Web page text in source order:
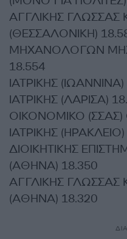
ΑΓΓΛΙΚΗΣ ΓΛΩΣΣΑΣ
(ΘΕΣΣΑΛΟΝΙΚΗ)
ΜΗΧΑΝΟΛΟΓΩΝ
18.554
ΙΑΤΡΙΚΗΣ (ΙΩΑΝΝΙΝΑ)
ΙΑΤΡΙΚΗΣ (ΛΑΡΙΣΑ)
ΟΙΚΟΝΟΜΙΚΟ (ΣΣΑΣ)
ΙΑΤΡΙΚΗΣ
ΔΙΟΙΚΗΤΙΚΗΣ
(ΑΘΗΝΑ) 18.350
ΑΓΓΛΙΚΗΣ ΓΛΩΣΣΑΣ
(ΑΘΗΝΑ) 18.320